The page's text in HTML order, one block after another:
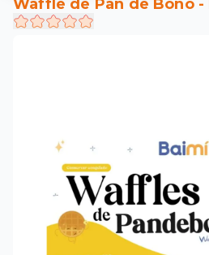
Waffle de Pan de Bono